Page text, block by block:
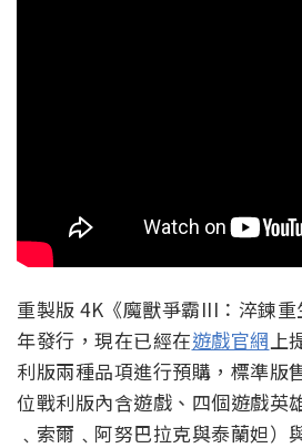
重製版 4K《魔獸爭霸III：淬鍊
年發行，現在已經在遊戲官網 上
利版兩種品項進行預購，標準版
位戰利版內含遊戲、四個遊戲英
﹑索爾﹑阿努巴拉克與泰蘭妲）